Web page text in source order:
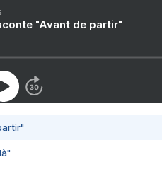
"Avant de partir"